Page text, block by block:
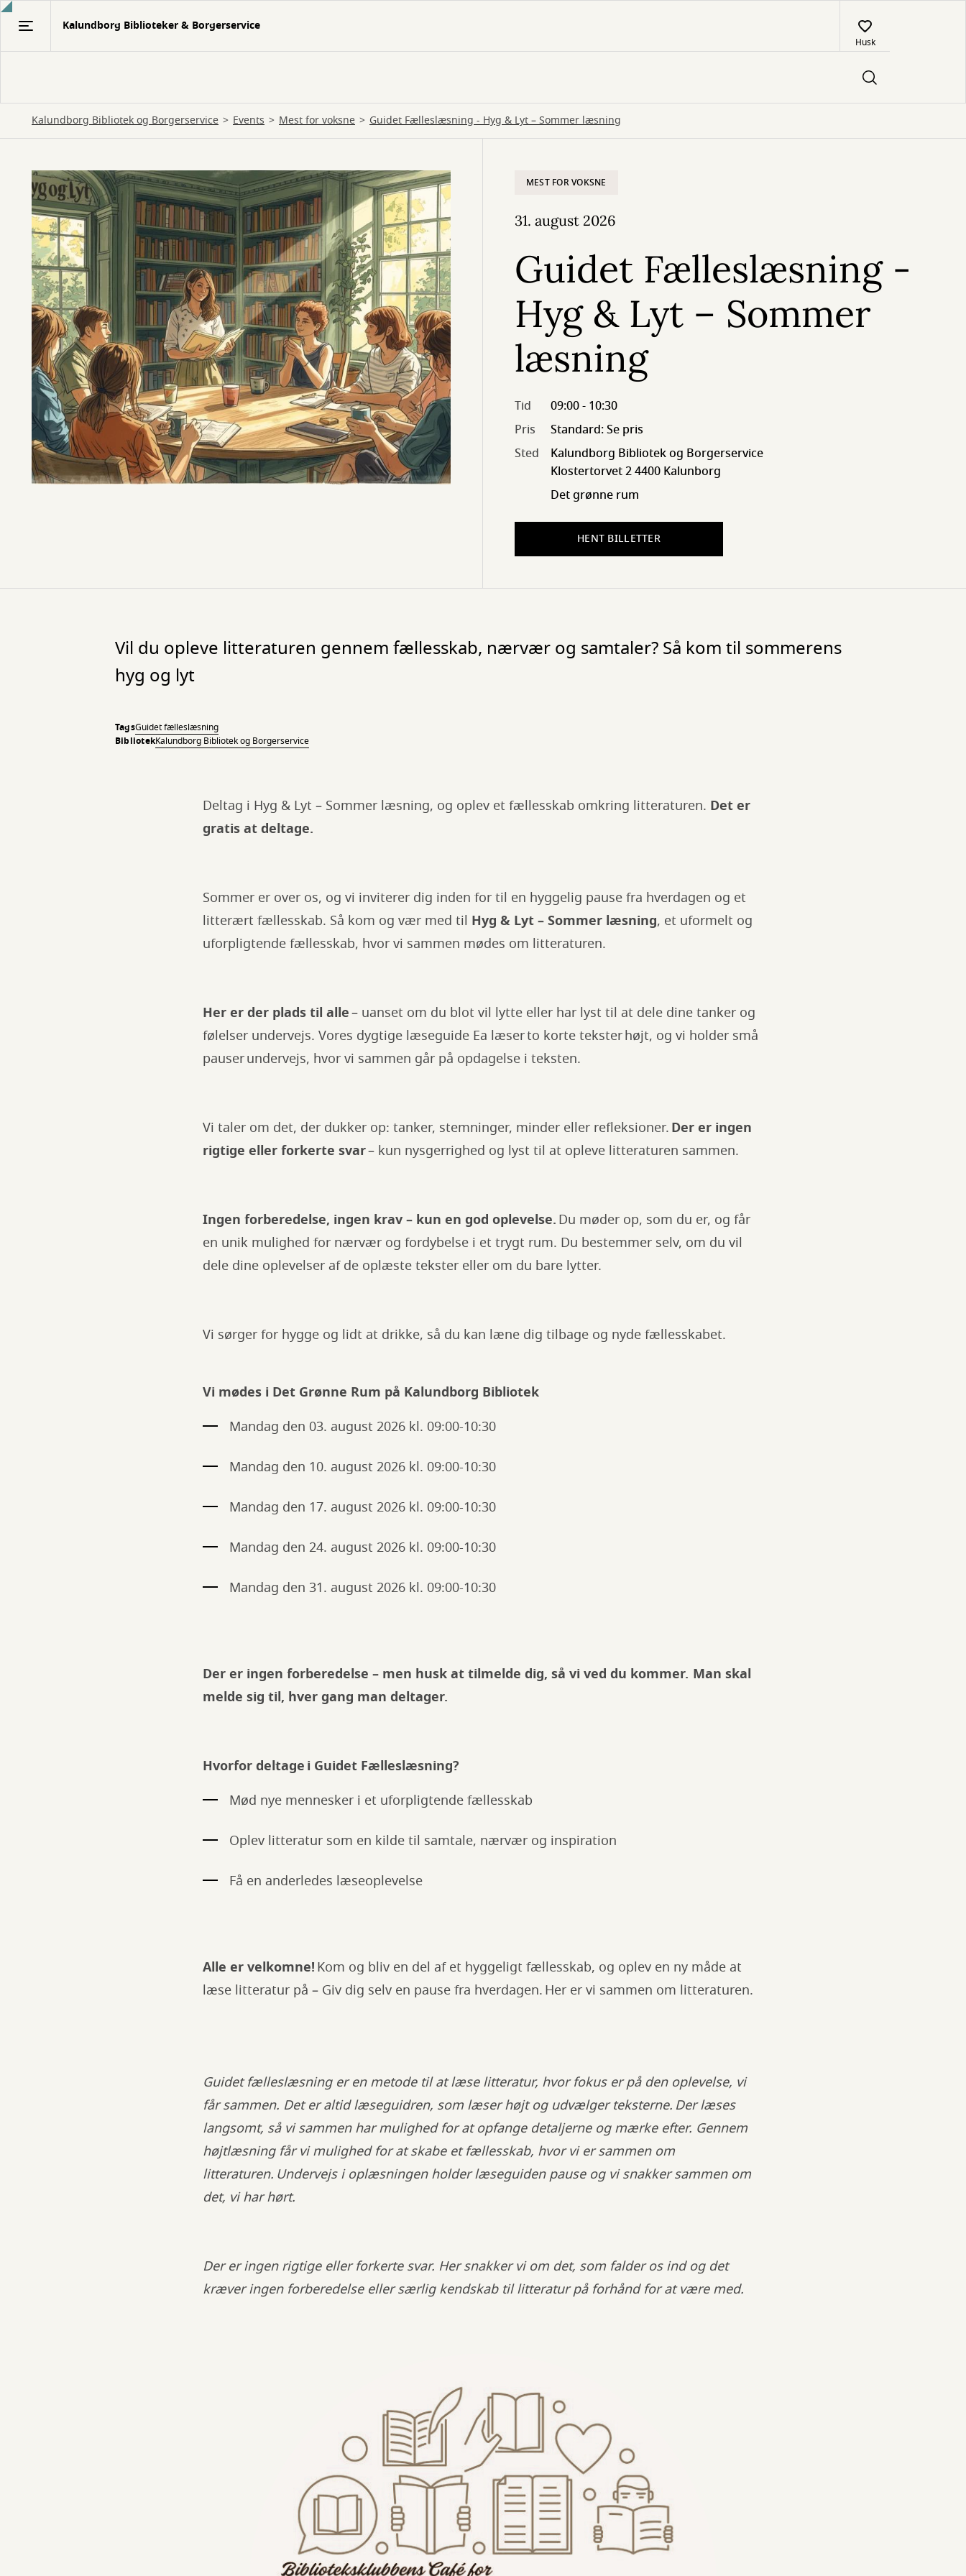
Gå
Kalundborg Biblioteker & Borgerservice
Husk
Kalundborg Bibliotek og Borgerservice Events Mest for voksne Guidet Fælleslæsning - Hyg & Lyt – Sommer læsning
MEST FOR VOKSNE
31. august 2026
Guidet Fælleslæsning -
Hyg & Lyt – Sommer
læsning
Tid
09:00 - 10:30
Pris
Standard: Se pris
Sted
Kalundborg Bibliotek og Borgerservice
Klostertorvet 2 4400 Kalunborg
Det grønne rum
HENT BILLETTER
Vil du opleve litteraturen gennem fællesskab, nærvær og samtaler? Så kom til sommerens
hyg og lyt
TagsGuidet fælleslæsning
BibliotekKalundborg Bibliotek og Borgerservice
Deltag i Hyg & Lyt – Sommer læsning, og oplev et fællesskab omkring litteraturen. Det er
gratis at deltage.
Sommer er over os, og vi inviterer dig inden for til en hyggelig pause fra hverdagen og et
litterært fællesskab. Så kom og vær med til Hyg & Lyt – Sommer læsning, et uformelt og
uforpligtende fællesskab, hvor vi sammen mødes om litteraturen.
Her er der plads til alle– uanset om du blot vil lytte eller har lyst til at dele dine tanker og
følelser undervejs. Vores dygtige læseguide Ea læser to korte tekster højt, og vi holder små
pauser undervejs, hvor vi sammen går på opdagelse i teksten.
Vi taler om det, der dukker op: tanker, stemninger, minder eller refleksioner.Der er ingen
rigtige eller forkerte svar– kun nysgerrighed og lyst til at opleve litteraturen sammen.
Ingen forberedelse, ingen krav – kun en god oplevelse.Du møder op, som du er, og får
en unik mulighed for nærvær og fordybelse i et trygt rum. Du bestemmer selv, om du vil
dele dine oplevelser af de oplæste tekster eller om du bare lytter.
Vi sørger for hygge og lidt at drikke, så du kan læne dig tilbage og nyde fællesskabet.
Vi mødes i Det Grønne Rum på Kalundborg Bibliotek
Mandag den 03. august 2026 kl. 09:00-10:30
Mandag den 10. august 2026 kl. 09:00-10:30
Mandag den 17. august 2026 kl. 09:00-10:30
Mandag den 24. august 2026 kl. 09:00-10:30
Mandag den 31. august 2026 kl. 09:00-10:30
Der er ingen forberedelse – men husk at tilmelde dig, så vi ved du kommer. Man skal
melde sig til, hver gang man deltager.
Hvorfor deltage i Guidet Fælleslæsning?
Mød nye mennesker i et uforpligtende fællesskab
Oplev litteratur som en kilde til samtale, nærvær og inspiration
Få en anderledes læseoplevelse
Alle er velkomne!Kom og bliv en del af et hyggeligt fællesskab, og oplev en ny måde at
læse litteratur på – Giv dig selv en pause fra hverdagen. Her er vi sammen om litteraturen.
Guidet fælleslæsning er en metode til at læse litteratur, hvor fokus er på den oplevelse, vi
får sammen. Det er altid læseguidren, som læser højt og udvælger teksterne. Der læses
langsomt, så vi sammen har mulighed for at opfange detaljerne og mærke efter. Gennem
højtlæsning får vi mulighed for at skabe et fællesskab, hvor vi er sammen om
litteraturen. Undervejs i oplæsningen holder læseguiden pause og vi snakker sammen om
det, vi har hørt.
Der er ingen rigtige eller forkerte svar. Her snakker vi om det, som falder os ind og det
kræver ingen forberedelse eller særlig kendskab til litteratur på forhånd for at være med.